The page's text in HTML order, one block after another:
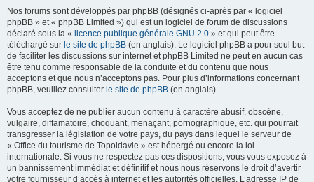
Nos forums sont développés par phpBB (désignés ci-après par « logiciel
phpBB » et « phpBB Limited ») qui est un logiciel de forum de discussions
déclaré sous la « licence publique générale GNU 2.0 » et qui peut être
téléchargé sur le site de phpBB (en anglais). Le logiciel phpBB a pour seul but
de faciliter les discussions sur internet et phpBB Limited ne peut en aucun cas
être tenu comme responsable de la conduite et du contenu que nous
acceptons et que nous n’acceptons pas. Pour plus d’informations concernant
phpBB, veuillez consulter le site de phpBB (en anglais).
Vous acceptez de ne publier aucun contenu à caractère abusif, obscène,
vulgaire, diffamatoire, choquant, menaçant, pornographique, etc. qui pourrait
transgresser la législation de votre pays, du pays dans lequel le serveur de
« Office du tourisme de Topoldavie » est hébergé ou encore la loi
internationale. Si vous ne respectez pas ces dispositions, vous vous exposez à
un bannissement immédiat et définitif et nous nous réservons le droit d’avertir
votre fournisseur d’accès à internet et les autorités officielles. L’adresse IP de